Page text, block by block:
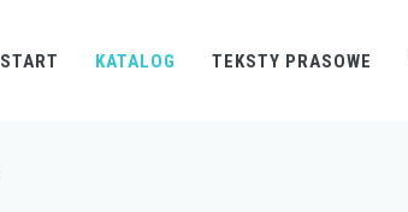
START KATALOG TEKSTY PRASOWE